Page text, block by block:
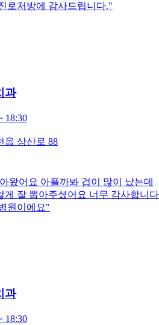
로처방에 감사드립니다."
과
18:30
읍 상산로 88
왔어요 아플까봐 겁이 많이 났는데
게 잘 뽑아주셨어요 너무 감사합니다
원이에요"
과
18:30